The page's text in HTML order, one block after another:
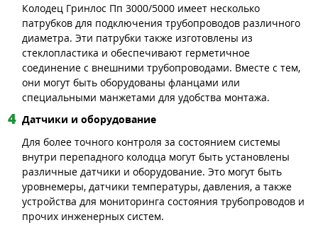
Колодец Гринлос Пп 3000/5000 имеет несколько
патрубков для подключения трубопроводов различного
диаметра. Эти патрубки также изготовлены из
стеклопластика и обеспечивают герметичное
соединение с внешними трубопроводами. Вместе с тем,
они могут быть оборудованы фланцами или
специальными манжетами для удобства монтажа.
Датчики и оборудование
Для более точного контроля за состоянием системы
внутри перепадного колодца могут быть установлены
различные датчики и оборудование. Это могут быть
уровнемеры, датчики температуры, давления, а также
устройства для мониторинга состояния трубопроводов и
прочих инженерных систем.